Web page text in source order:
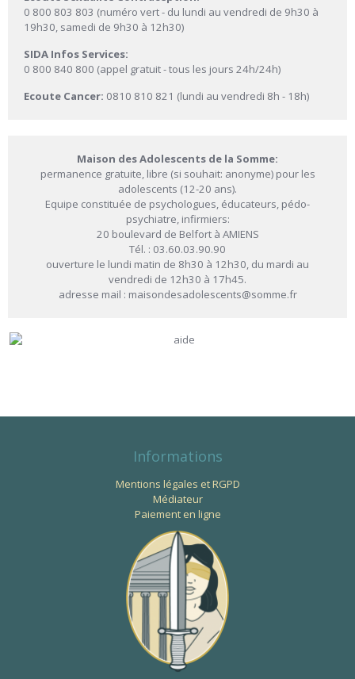
0 800 803 803 (numéro vert - du lundi au vendredi de 9h30 à
19h30, samedi de 9h30 à 12h30)
SIDA Infos Services:
0 800 840 800 (appel gratuit - tous les jours 24h/24h)
Ecoute Cancer: 0810 810 821 (lundi au vendredi 8h - 18h)
Maison des Adolescents de la Somme:
permanence gratuite, libre (si souhait: anonyme) pour les
adolescents (12-20 ans).
Equipe constituée de psychologues, éducateurs, pédo-
psychiatre, infirmiers:
20 boulevard de Belfort à AMIENS
Tél. : 03.60.03.90.90
ouverture le lundi matin de 8h30 à 12h30, du mardi au
vendredi de 12h30 à 17h45.
adresse mail : maisondesadolescents@somme.fr
Informations
Mentions légales et RGPD
Médiateur
Paiement en ligne